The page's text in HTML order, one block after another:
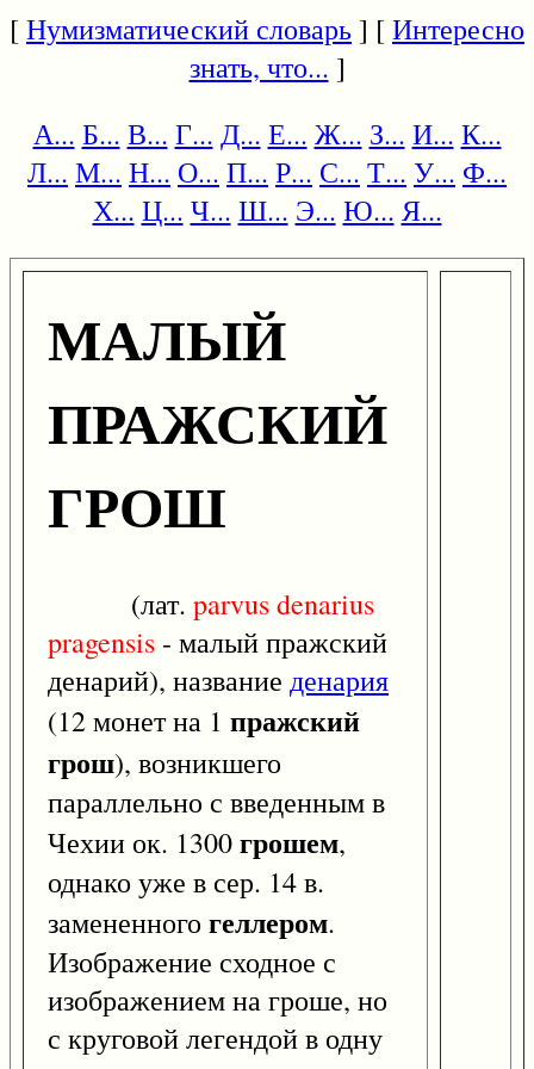
[Нумизматический словарь] [Интересно
знать, что... ]
А... Б... В... Г... Д... Е... Ж... З... И... К...
Л... М... Н... О... П... Р... С... Т... У... Ф...
Х... Ц... Ч... Ш... Э... Ю... Я...
МАЛЫЙ
ПРАЖСКИЙ
ГРОШ
(лат. parvusdenarius
pragensis - малый пражский
денарий), название денария
(12 монет на 1 пражский
грош), возникшего
параллельно с введенным в
Чехии ок. 1300грошем,
однако уже в сер. 14 в.
замененного геллером.
Изображение сходное с
изображением на гроше, но
с круговой легендой в одну